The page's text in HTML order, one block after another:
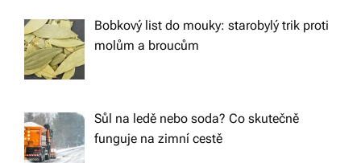
Bobkový list do mouky: starobylý trik proti
molům a broucům
Sůl na ledě nebo soda? Co skutečně
funguje na zimní cestě